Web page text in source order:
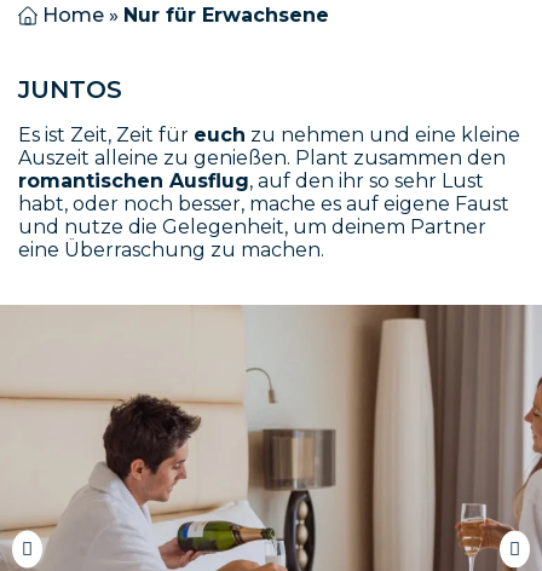
Home » Nur für Erwachsene
JUNTOS
Es ist Zeit, Zeit für euch zu nehmen und eine kleine
Auszeit alleine zu genießen. Plant zusammen den
romantischen Ausflug, auf den ihr so sehr Lust
habt, oder noch besser, mache es auf eigene Faust
und nutze die Gelegenheit, um deinem Partner
eine Überraschung zu machen.